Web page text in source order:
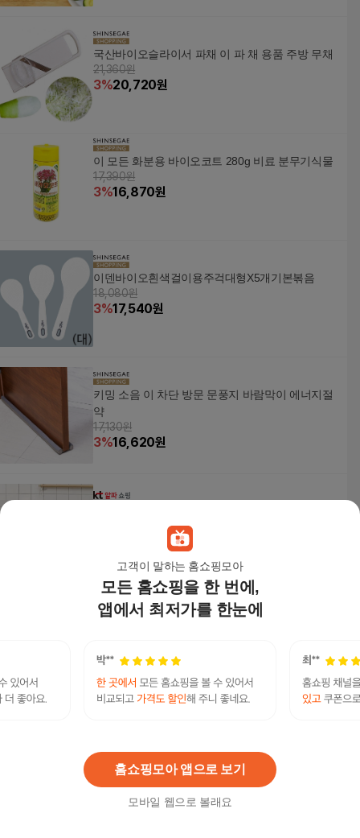
고객이 말하는 홈쇼핑모아
모든 홈쇼핑을 한 번에,
앱에서 최저가를 한눈에
홈쇼핑모아 앱으로 보기
모바일 웹으로 볼래요
국산바이오슬라이서 파채 이 파 채 용품 주방 무채
21,360원
3%20,720원
이 모든 화분용 바이오코트 280g 비료 분무기식물
17,390원
3%16,870원
이덴바이오흰색걸이용주걱대형X5개기본볶음
18,080원
3%17,540원
키밍 소음 이 차단 방문 문풍지 바람막이 에너지절
약
17,130원
3%16,620원
롤[YYH-WCODE]
3%18,970원